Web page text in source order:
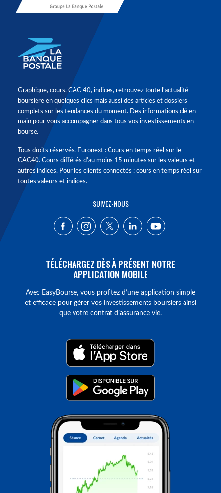
Graphique, cours, CAC 40, indices, retrouvez toute l'actualité
boursière en quelques clics mais aussi des articles et dossiers
complets sur les tendances du moment. Des informations clé en
main pour vous accompagner dans tous vos investissements en
bourse.
Tous droits réservés. Euronext : Cours en temps réel sur le
CAC40. Cours différés d'au moins 15 minutes sur les valeurs et
autres indices. Pour les clients connectés : cours en temps réel sur
toutes valeurs et indices.
SUIVEZ-NOUS
TÉLÉCHARGEZ DÈS À PRÉSENT NOTRE
APPLICATION MOBILE
Avec EasyBourse, vous profitez d’une application simple
et efficace pour gérer vos investissements boursiers ainsi
que votre contrat d’assurance vie.